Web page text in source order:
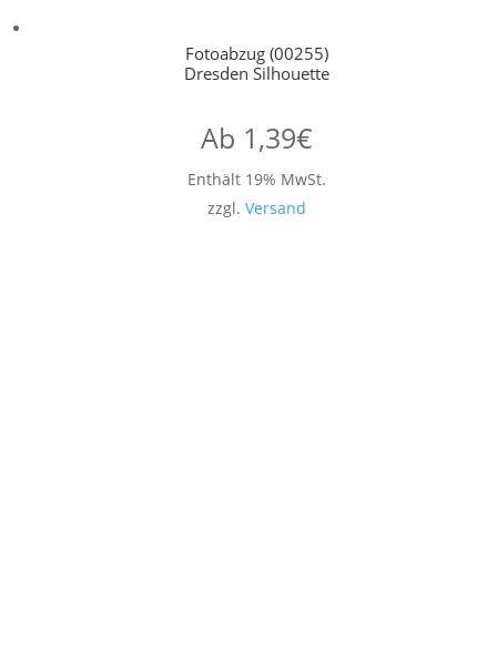
Fotoabzug (00255)
Dresden Silhouette
Ab 1,39€
Enthält 19% MwSt.
zzgl. Versand